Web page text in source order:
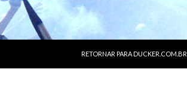
RETORNAR PARA DUCKER.COM.BR